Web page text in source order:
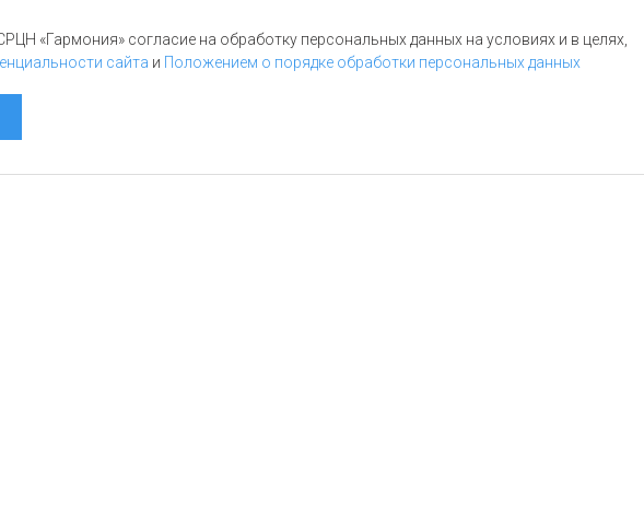
«Гармония» согласие на обработку персональных данных на условиях и в целях,
сайта и Положением о порядке обработки персональных данных